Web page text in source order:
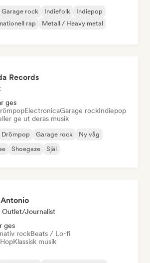
Garage rock Indiefolk
Indiepop
rap
Metall / Heavy metal
Records
ges
ElectronicaGarage rockIndiepop
ge ut deras musik
Drömpop Garage rock
Ny våg
Shoegaze Själ
Outlet/Journalist
ges
rockBeats / Lo-fi
Klassisk musik